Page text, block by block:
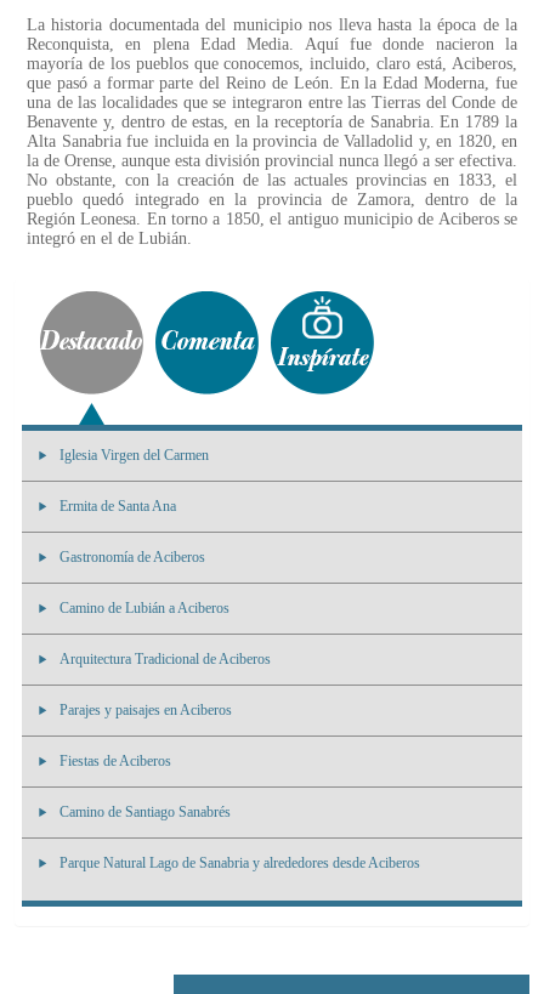
La historia documentada del municipio nos lleva hasta la época de la
Reconquista, en plena Edad Media. Aquí fue donde nacieron la
mayoría de los pueblos que conocemos, incluido, claro está, Aciberos,
que pasó a formar parte del Reino de León. En la Edad Moderna, fue
una de las localidades que se integraron entre las Tierras del Conde de
Benavente y, dentro de estas, en la receptoría de Sanabria. En 1789 la
Alta Sanabria fue incluida en la provincia de Valladolid y, en 1820, en
la de Orense, aunque esta división provincial nunca llegó a ser efectiva.
No obstante, con la creación de las actuales provincias en 1833, el
pueblo quedó integrado en la provincia de Zamora, dentro de la
Región Leonesa. En torno a 1850, el antiguo municipio de Aciberos se
integró en el de Lubián.
Iglesia Virgen del Carmen
Ermita de Santa Ana
Gastronomía de Aciberos
Camino de Lubián a Aciberos
Arquitectura Tradicional de Aciberos
Parajes y paisajes en Aciberos
Fiestas de Aciberos
Camino de Santiago Sanabrés
Parque Natural Lago de Sanabria y alrededores desde Aciberos